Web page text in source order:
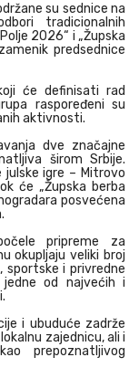
su sednice na
tradicionalnih
2026“ i „Župska
predsednice
će definisati rad
raspoređeni su
aktivnosti.
dve značajne
širom Srbije.
igre – Mitrovo
će „Župska berba
posvećena
pripreme za
okupljaju veliki broj
sportske i privredne
od najvećih i
i ubuduće zadrže
zajednicu, ali i
prepoznatljivog